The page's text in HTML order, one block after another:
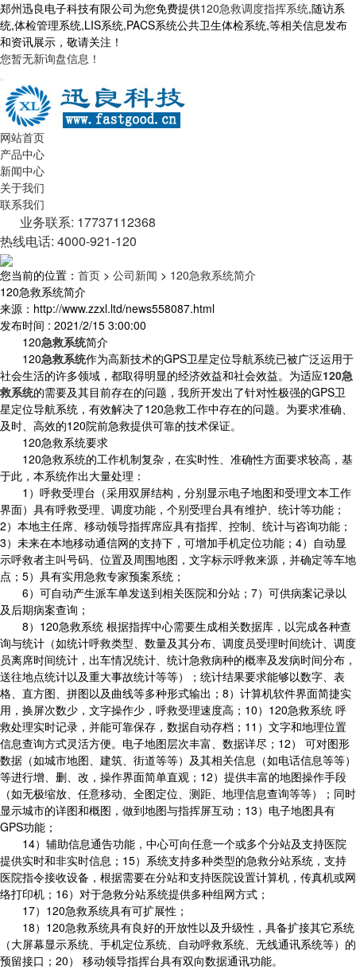
郑州迅良电子科技有限公司为您免费提供120急救调度指挥系统,随访系
统,体检管理系统,LIS系统,PACS系统公共卫生体检系统,等相关信息发布
和资讯展示，敬请关注！
您暂无新询盘信息！
网站首页
产品中心
新闻中心
关于我们
联系我们
业务联系: 17737112368
热线电话: 4000-921-120
您当前的位置： 首页 > 公司新闻 > 120急救系统简介
120急救系统简介
来源：http://www.zzxl.ltd/news558087.html
发布时间 : 2021/2/15 3:00:00
120急救系统简介
120急救系统作为高新技术的GPS卫星定位导航系统已被广泛运用于
社会生活的许多领域，都取得明显的经济效益和社会效益。为适应120急
救系统的需要及其目前存在的问题，我所开发出了针对性极强的GPS卫
星定位导航系统，有效解决了120急救工作中存在的问题。为要求准确、
及时、高效的120院前急救提供可靠的技术保证。
120急救系统要求
120急救系统的工作机制复杂，在实时性、准确性方面要求较高，基
于此，本系统作出大量处理：
1）呼救受理台（采用双屏结构，分别显示电子地图和受理文本工作
界面）具有呼救受理、调度功能，个别受理台具有维护、统计等功能；
2）本地主任席、移动领导指挥席应具有指挥、控制、统计与咨询功能；
3）未来在本地移动通信网的支持下，可增加手机定位功能；4）自动显
示呼救者主叫号码、位置及周围地图，文字标示呼救来源，并确定等车地
点；5）具有实用急救专家预案系统；
6）可自动产生派车单发送到相关医院和分站；7）可供病案记录以
及后期病案查询；
8）120急救系统 根据指挥中心需要生成相关数据库，以完成各种查
询与统计（如统计呼救类型、数量及其分布、调度员受理时间统计、调度
员离席时间统计，出车情况统计、统计急救病种的概率及发病时间分布，
送往地点统计以及重大事故统计等等）；统计结果要求能够以数字、表
格、直方图、拼图以及曲线等多种形式输出；8）计算机软件界面简捷实
用，换屏次数少，文字操作少，呼救受理速度高；10）120急救系统 呼
救处理实时记录，并能可靠保存，数据自动存档；11）文字和地理位置
信息查询方式灵活方便。电子地图层次丰富、数据详尽；12） 可对图形
数据（如城市地图、建筑、街道等等）及其相关信息（如电话信息等等）
等进行增、删、改，操作界面简单直观；12）提供丰富的地图操作手段
（如无极缩放、任意移动、全图定位、测距、地理信息查询等等）；同时
显示城市的详图和概图，做到地图与指挥屏互动；13）电子地图具有
GPS功能；
14）辅助信息通告功能，中心可向任意一个或多个分站及支持医院
提供实时和非实时信息；15）系统支持多种类型的急救分站系统，支持
医院指令接收设备，根据需要在分站和支持医院设置计算机，传真机或网
络打印机；16）对于急救分站系统提供多种组网方式；
17）120急救系统具有可扩展性；
18）120急救系统具有良好的开放性以及升级性，具备扩接其它系统
（大屏幕显示系统、手机定位系统、自动呼救系统、无线通讯系统等）的
预留接口；20） 移动领导指挥台具有双向数据通讯功能。